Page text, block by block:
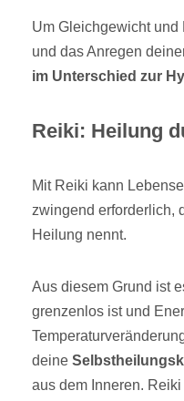
Um Gleichgewicht
und das Anregen
im Unterschied zur
Reiki: Heilung
Mit Reiki kann
zwingend erforderlich,
Heilung nennt.
Aus diesem Grund ist
grenzenlos ist und
deine
aus dem Inneren.